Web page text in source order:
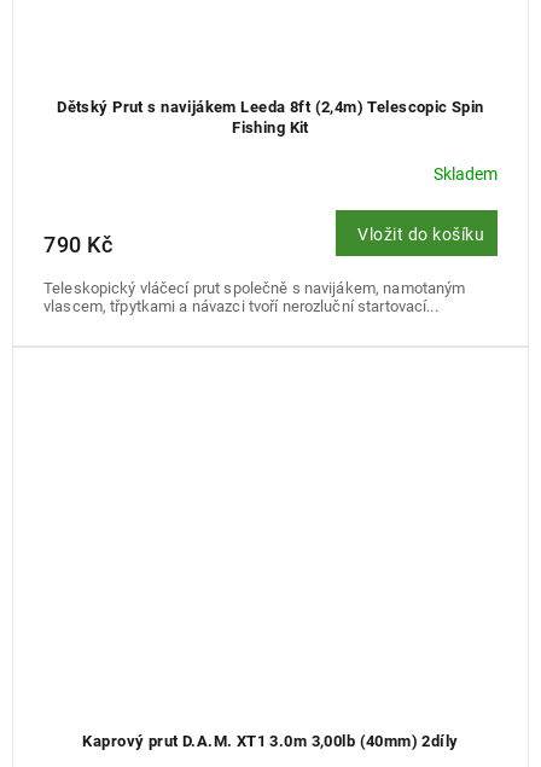
Dětský Prut s navijákem Leeda 8ft (2,4m) Telescopic Spin
Fishing Kit
Skladem
790 Kč Vložit do košíku
Teleskopický vláčecí prut společně s navijákem, namotaným
vlascem, třpytkami a návazci tvoří nerozluční startovací...
Kaprový prut D.A.M. XT1 3.0m 3,00lb (40mm) 2díly